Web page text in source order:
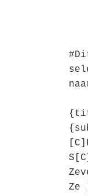
Ze